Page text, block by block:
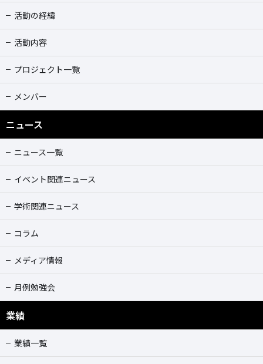
活動の経緯
活動内容
プロジェクト一覧
メンバー
ニュース
ニュース一覧
イベント関連ニュース
学術関連ニュース
コラム
メディア情報
月例勉強会
業績
業績一覧